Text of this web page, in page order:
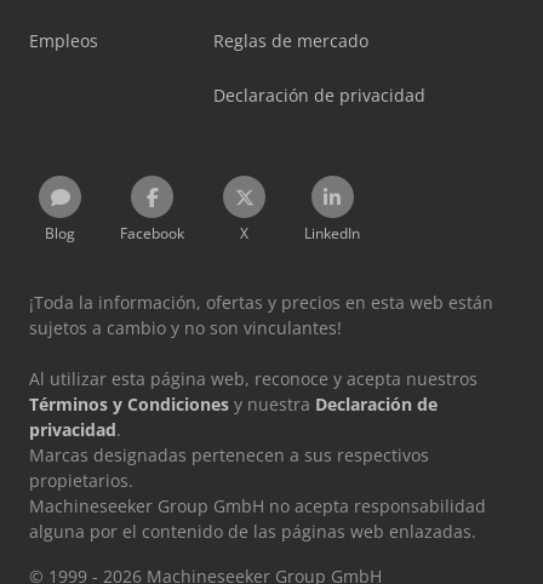
Empleos Reglas de mercado
Declaración de privacidad
Blog Facebook X LinkedIn
¡Toda la información, ofertas y precios en esta web están
sujetos a cambio y no son vinculantes!
Al utilizar esta página web, reconoce y acepta nuestros
Términos y Condiciones y nuestra Declaración de
privacidad.
Marcas designadas pertenecen a sus respectivos
propietarios.
Machineseeker Group GmbH no acepta responsabilidad
alguna por el contenido de las páginas web enlazadas.
© 1999 - 2026 Machineseeker Group GmbH